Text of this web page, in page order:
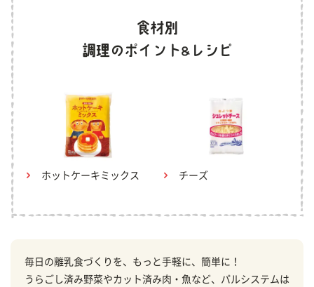
ホットケーキミックス チーズ
毎日の離乳食づくりを、もっと手軽に、簡単に！
うらごし済み野菜やカット済み肉・魚など、パルシステムは